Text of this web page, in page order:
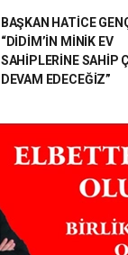
BAŞKAN HATİCE
“DİDİM’İN MİNİK EV
SAHİPLERİNE SAHİP
DEVAM EDECEĞİZ”